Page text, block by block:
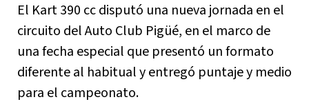
El Kart 390 cc disputó una nueva jornada en el
circuito del Auto Club Pigüé, en el marco de
una fecha especial que presentó un formato
diferente al habitual y entregó puntaje y medio
para el campeonato.